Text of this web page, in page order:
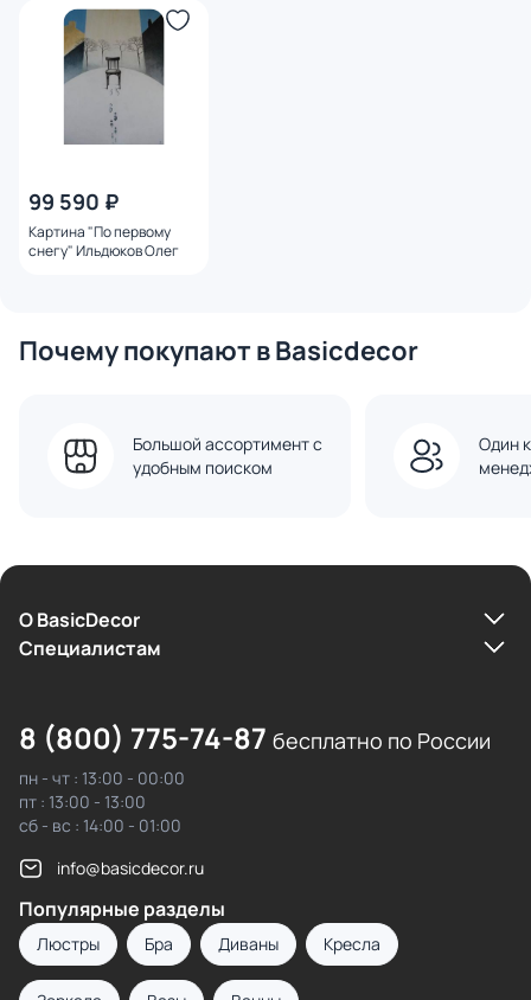
99 590 ₽
Картина "По первому
снегу" Ильдюков Олег
Почему покупают в Basicdecor
Большой ассортимент с
удобным поиском
Один
О BasicDecor
Cпециалистам
8 (800) 775-74-87 бесплатно по России
пн - чт : 13:00 - 00:00
пт : 13:00 - 13:00
сб - вс : 14:00 - 01:00
info@basicdecor.ru
Популярные разделы
Люстры Бра Диваны Кресла